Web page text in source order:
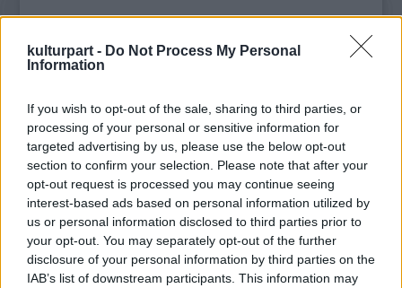
kulturpart - Do Not Process My Personal
Information
If you wish to opt-out of the sale, sharing to third parties, or
processing of your personal or sensitive information for
targeted advertising by us, please use the below opt-out
section to confirm your selection. Please note that after your
opt-out request is processed you may continue seeing
interest-based ads based on personal information utilized by
us or personal information disclosed to third parties prior to
your opt-out. You may separately opt-out of the further
disclosure of your personal information by third parties on the
IAB’s list of downstream participants. This information may
A hangszermúzeum mellett idén a Sceni-Tech
Színháztechnikai Kiállítás is újdonság. Itt a
színházdíszleteket és azok mozgatását
lámpák, és minden, ami a színház világához
tartozik.
A három nap során zenei konferenciákat,
szakmai beszélgetéseket, fórumokat is
tartanak a szervezők.
A kiállítások a Syma A csarnokban lesznek, a
koncertek a C csarnokban felállított négy